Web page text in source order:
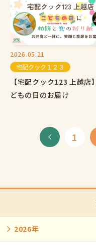
2026.05.21
宅配クック１２３
【宅配クック123 上越店
どもの日のお届け
1
2026年